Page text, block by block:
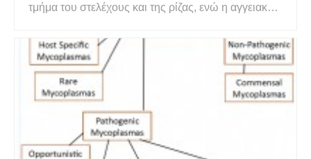
τμήμα του στελέχους και της ρίζας, ενώ η αγγειακή
ξυλόμαλο και το φλόημα και το κάμβιο. Η στήλη και
η αγγειακή δέσμη είναι δύο μέρη του κεντρικού
στελέχους